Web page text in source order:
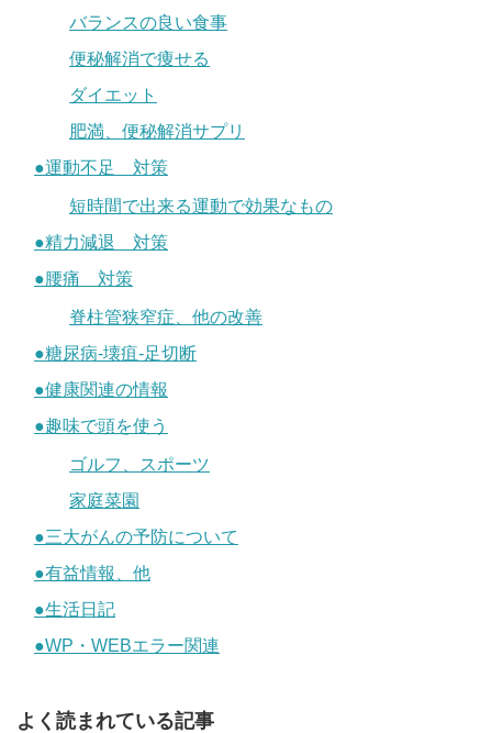
バランスの良い食事
便秘解消で痩せる
ダイエット
肥満、便秘解消サプリ
●運動不足 対策
短時間で出来る運動で効果なもの
●精力減退 対策
●腰痛 対策
脊柱管狭窄症、他の改善
●糖尿病-壊疽-足切断
●健康関連の情報
●趣味で頭を使う
ゴルフ、スポーツ
家庭菜園
●三大がんの予防について
●有益情報、他
●生活日記
●WP・WEBエラー関連
よく読まれている記事